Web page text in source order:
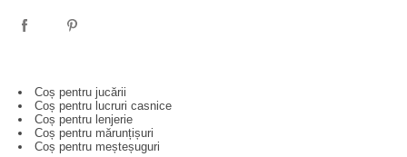
Coș pentru jucării
Coș pentru lucruri casnice
Coș pentru lenjerie
Coș pentru mărunțișuri
Coș pentru meșteșuguri